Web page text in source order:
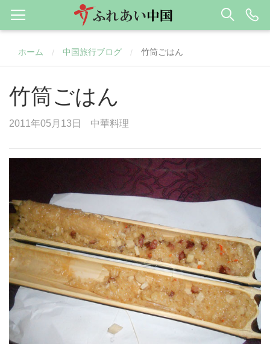
ホーム / 中国旅行ブログ / 竹筒ごはん
竹筒ごはん
2011年05月13日 中華料理